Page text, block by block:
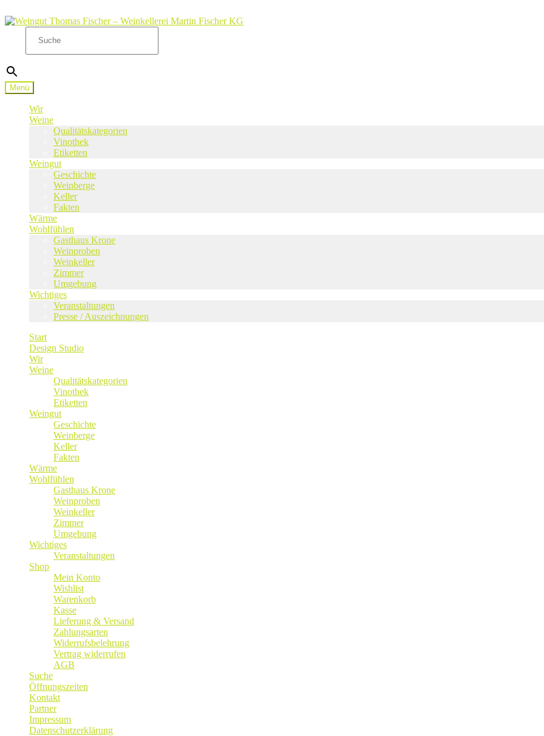
Zur
Zum
Menü
Wir
Weine
Qualitätskategorien
Vinothek
Etiketten
Weingut
Geschichte
Weinberge
Keller
Fakten
Wärme
Wohlfühlen
Gasthaus Krone
Weinproben
Weinkeller
Zimmer
Umgebung
Wichtiges
Veranstaltungen
Presse / Auszeichnungen
Start
Design Studio
Wir
Weine
Qualitätskategorien
Vinothek
Etiketten
Weingut
Geschichte
Weinberge
Keller
Fakten
Wärme
Wohlfühlen
Gasthaus Krone
Weinproben
Weinkeller
Zimmer
Umgebung
Wichtiges
Veranstaltungen
Shop
Mein Konto
Wishlist
Warenkorb
Kasse
Lieferung & Versand
Zahlungsarten
Widerrufsbelehrung
Vertrag widerrufen
AGB
Suche
Öffnungszeiten
Kontakt
Partner
Impressum
Datenschutzerklärung